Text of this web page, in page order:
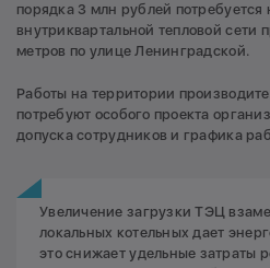
порядка 3 млн рублей потребуется
внутриквартальной тепловой сети
метров по улице Ленинградской.
Работы на территории
потребуют особого проекта
допуска сотрудников и графика
Увеличение загрузки ТЭЦ
локальных котельных дает
это снижает удельные затраты